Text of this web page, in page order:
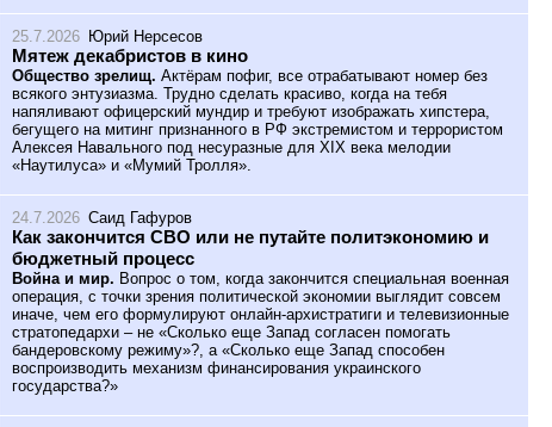
25.7.2026 Юрий Нерсесов
Мятеж декабристов в кино
Общество зрелищ. Актёрам пофиг, все отрабатывают номер без
всякого энтузиазма. Трудно сделать красиво, когда на тебя
напяливают офицерский мундир и требуют изображать хипстера,
бегущего на митинг признанного в РФ экстремистом и террористом
Алексея Навального под несуразные для XIX века мелодии
«Наутилуса» и «Мумий Тролля».
24.7.2026 Саид Гафуров
Как закончится СВО или не путайте политэкономию и
бюджетный процесс
Война и мир. Вопрос о том, когда закончится специальная военная
операция, с точки зрения политической экономии выглядит совсем
иначе, чем его формулируют онлайн-архистратиги и телевизионные
стратопедархи – не «Сколько еще Запад согласен помогать
бандеровскому режиму»?, а «Сколько еще Запад способен
воспроизводить механизм финансирования украинского
государства?»